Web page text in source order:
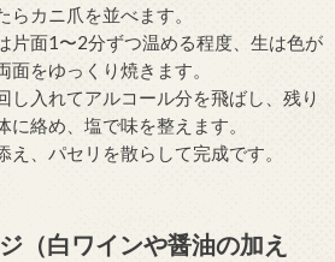
カニ爪を並べます。
片面1〜2分ずつ温める程度、生は色が
をゆっくり焼きます。
し入れてアルコール分を飛ばし、残り
に絡め、塩で味を整えます。
え、パセリを散らして完成です。
（白ワインや醤油の加え